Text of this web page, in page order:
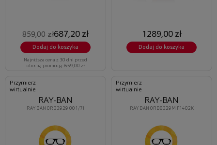
859,00 zł687,20 zł
Dodaj do koszyka
Najniższa cena z 30 dni przed
obecną promocją: 659,00 zł
1289,00 zł
Dodaj do koszyka
Przymierz
wirtualnie
RAY BAN 0RB3929 001/7I
RAY-BAN
Przymierz
wirtualnie
RAY BAN 0RB8329M F1402K
RAY-BAN